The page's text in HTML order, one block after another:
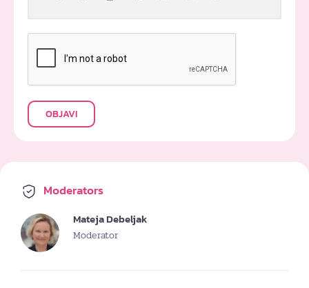
OBJAVI
Moderators
Mateja Debeljak
Moderator